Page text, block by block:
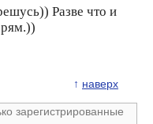
Разве что и
↑ наверх